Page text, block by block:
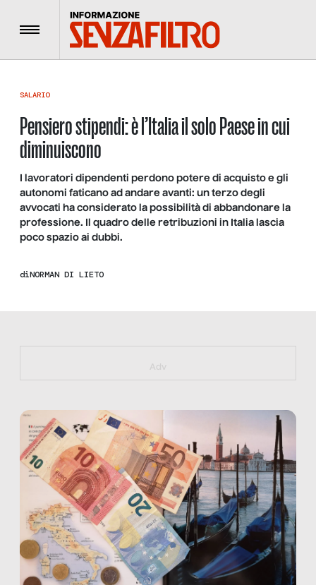
Menu
SALARIO
Pensiero stipendi: è l’Italia il solo Paese in cui
diminuiscono
I lavoratori dipendenti perdono potere di acquisto e gli
autonomi faticano ad andare avanti: un terzo degli
avvocati ha considerato la possibilità di abbandonare la
professione. Il quadro delle retribuzioni in Italia lascia
poco spazio ai dubbi.
diNORMAN DI LIETO
https://bit.ly/muster_aggiornamento
Adv